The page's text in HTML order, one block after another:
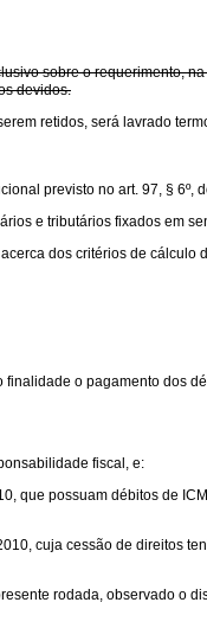
sobre o requerimento,
devidos.
retidos, será lavrado
previsto no art. 97, § 6º,
e tributários fixados em
dos critérios de cálculo
o pagamento dos
fiscal, e:
possuam débitos de
cuja cessão de direitos
rodada, observado o